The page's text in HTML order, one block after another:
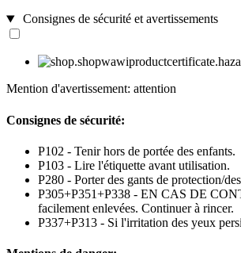
Consignes de sécurité et avertissements
Mention d'avertissement: attention
Consignes de sécurité:
P102 - Tenir hors de portée des enfants.
P103 - Lire l'étiquette avant utilisation.
P280 - Porter des gants de protection/
P305+P351+P338 - EN CAS DE
facilement enlevées. Continuer à rincer.
P337+P313 - Si l'irritation des yeux